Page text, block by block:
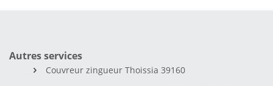
Autres services
Couvreur zingueur Thoissia 39160